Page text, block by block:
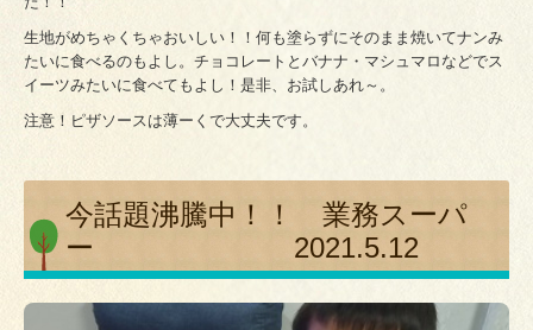
生地がめちゃくちゃおいしい！！何も塗らずにそのまま焼いてナンみ
たいに食べるのもよし。チョコレートとバナナ・マシュマロなどでス
イーツみたいに食べてもよし！是非、お試しあれ～。
注意！ピザソースは薄ーくで大丈夫です。
今話題沸騰中！！ 業務スーパ
ー 2021.5.12